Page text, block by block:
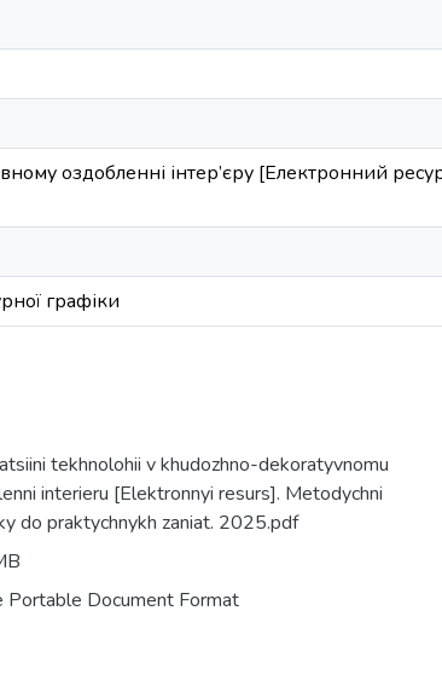
оздобленні інтер’єру [Електронний
графіки
tekhnolohii v khudozhno-dekoratyvnomu
interieru [Elektronnyi resurs]. Metodychni
do praktychnykh zaniat. 2025.pdf
Portable Document Format